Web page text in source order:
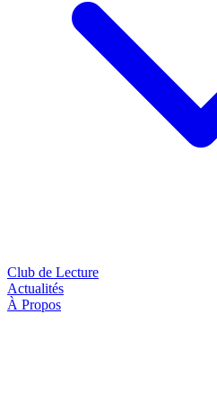
Club de Lecture
Actualités
À Propos